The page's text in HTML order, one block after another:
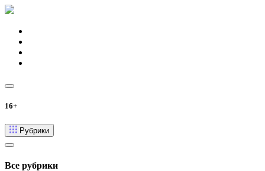
16+
Рубрики
Все рубрики